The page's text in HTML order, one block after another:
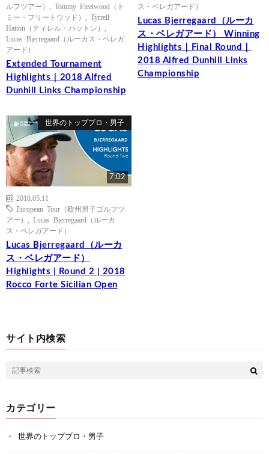
ルフツアー）
Tommy Fleetwood（ト
ミー・フリートウッド）
Tyrrell
Hatton（ティレル・ハットン）
Lucas Bjerregaard（ルーカス・ベレガ
アード）
Extended Tournament
Highlights｜2018 Alfred
Dunhill Links Championship
ス・ベレガアード）
Lucas Bjerregaard（ルーカ
ス・ベレガアード） Winning
Highlights｜Final Round｜
2018 Alfred Dunhill Links
Championship
世界のトッププロ・男子
7:02
2018.05.11
European Tour（欧州男子ゴルフツ
アー）
Lucas Bjerregaard（ルーカ
ス・ベレガアード）
Lucas Bjerregaard（ルーカ
ス・ベレガアード）
Highlights | Round 2 | 2018
Rocco Forte Sicilian Open
サイト内検索
カテゴリー
世界のトッププロ・男子